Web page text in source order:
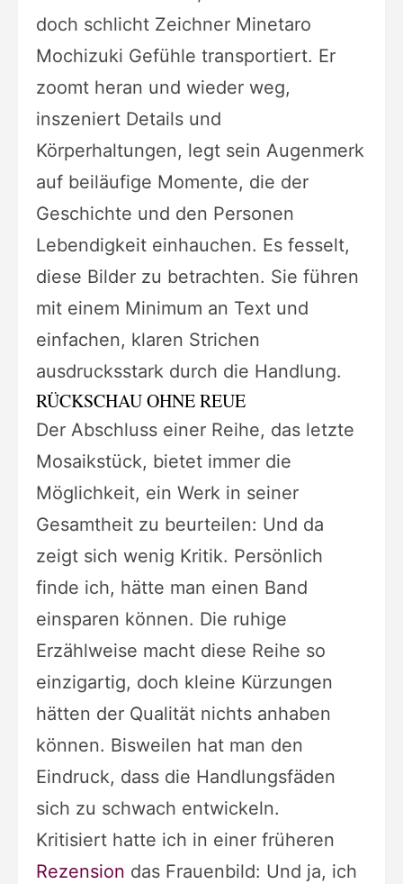
doch schlicht Zeichner Minetaro
Mochizuki Gefühle transportiert. Er
zoomt heran und wieder weg,
inszeniert Details und
Körperhaltungen, legt sein Augenmerk
auf beiläufige Momente, die der
Geschichte und den Personen
Lebendigkeit einhauchen. Es fesselt,
diese Bilder zu betrachten. Sie führen
mit einem Minimum an Text und
einfachen, klaren Strichen
ausdrucksstark durch die Handlung.
RÜCKSCHAU OHNE REUE
Der Abschluss einer Reihe, das letzte
Mosaikstück, bietet immer die
Möglichkeit, ein Werk in seiner
Gesamtheit zu beurteilen: Und da
zeigt sich wenig Kritik. Persönlich
finde ich, hätte man einen Band
einsparen können. Die ruhige
Erzählweise macht diese Reihe so
einzigartig, doch kleine Kürzungen
hätten der Qualität nichts anhaben
können. Bisweilen hat man den
Eindruck, dass die Handlungsfäden
sich zu schwach entwickeln.
Kritisiert hatte ich in einer früheren
Rezension das Frauenbild: Und ja, ich